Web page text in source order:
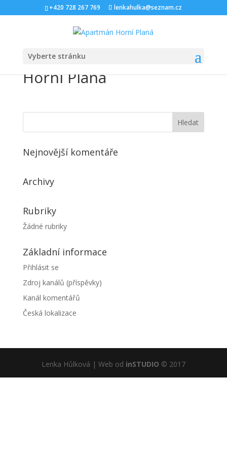
+420 728 267 769 lenkahulka@seznam.cz
Vyberte stránku
Horní Planá
Nejnovější komentáře
Archivy
Rubriky
Žádné rubriky
Základní informace
Přihlásit se
Zdroj kanálů (příspěvky)
Kanál komentářů
Česká lokalizace
Lenka Hůlková | Web od inSTUDIO © 2017